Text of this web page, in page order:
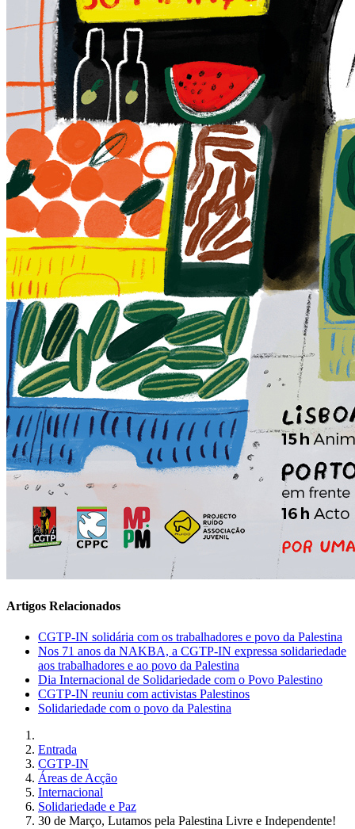
Artigos Relacionados
CGTP-IN solidária com os trabalhadores e povo da Palestina
Nos 71 anos da NAKBA, a CGTP-IN expressa solidariedade
aos trabalhadores e ao povo da Palestina
Dia Internacional de Solidariedade com o Povo Palestino
CGTP-IN reuniu com activistas Palestinos
Solidariedade com o povo da Palestina
Entrada
CGTP-IN
Áreas de Acção
Internacional
Solidariedade e Paz
30 de Março, Lutamos pela Palestina Livre e Independente!